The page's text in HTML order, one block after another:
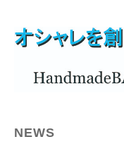
NEWS